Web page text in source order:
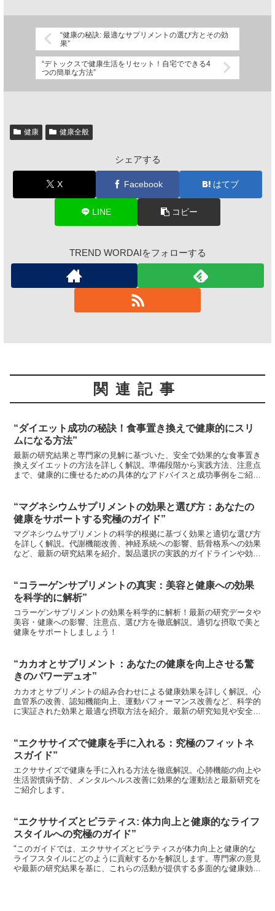
“健康の秘訣: 最適なサプリメントの選び方とその効
果”
“デトックスで健康生活をリセット！自宅でできる4
つの簡単な方法”
健康 健康全般
シェアする
X Facebook はてブ
LINE コピー
TREND WORDAIをフォローする
関連記事
“ダイエット成功の秘訣！食事置き換えで健康的にスリ
ムになる方法”
最新の研究結果と専門家の見解に基づいた、安全で効果的な食事置き
換えダイエットの方法を詳しく解説。準備段階から実践方法、注意点
まで、健康的に痩せるための具体的なアドバイスと成功事例をご紹介
“マグネシウムサプリメントの効果と選び方：あなたの
健康をサポートする究極のガイド”
マグネシウムサプリメントの科学的根拠に基づく効果と適切な選び方
を詳しく解説。代謝機能改善、神経系統への影響、筋骨格系への効果
など、最新の研究結果を紹介。製品選択の実践的ガイドラインや効果
“コラーゲンサプリメントの真実：美容と健康への効果
を科学的に解析”
コラーゲンサプリメントの効果を科学的に解析！最新の研究データや
美容・健康への影響、注意点、選び方を徹底解説。適切な摂取で美と
健康をサポートしましょう！
“カカオとサプリメント：あなたの健康を向上させる驚
きのパワーデュオ”
カカオとサプリメントの組み合わせによる健康効果を詳しく解説。心
血管系の改善、認知機能向上、運動パフォーマンス改善など、科学的
に実証された効果と最適な摂取方法を紹介。最新の研究知見や安全な
“エクササイズで健康を手に入れる：究極のフィットネ
スガイド”
エクササイズで健康を手に入れる方法を徹底解説。心肺機能の向上や
生活習慣病予防、メンタルヘルス改善に効果的な運動法と最新研究を
ご紹介します。
“エクササイズとピラティス: 体力向上と健康的なライフ
スタイルへの究極のガイド”
"このガイドでは、エクササイズとピラティスが体力向上と健康的な
ライフスタイルにどのように貢献するかを解説します。専門家の意見
や最新の研究結果を基に、これらの活動が提供する多面的な健康効果